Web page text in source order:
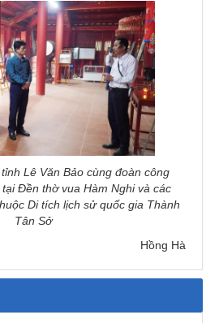
Lê Văn Bảo cùng đoàn công
Đền thờ vua Hàm Nghi và các
Di tích lịch sử quốc gia Thành
Tân Sở
Hồng Hà